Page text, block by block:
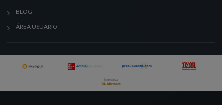
BLOG
ÁREA USUARIO